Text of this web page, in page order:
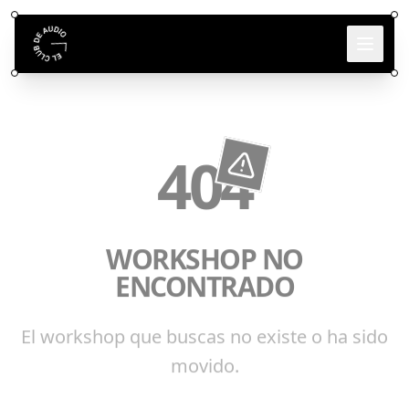
404
WORKSHOP NO
ENCONTRADO
El workshop que buscas no existe o ha sido
movido.